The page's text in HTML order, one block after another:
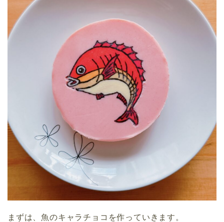
まずは、魚のキャラチョコを作っていきます。